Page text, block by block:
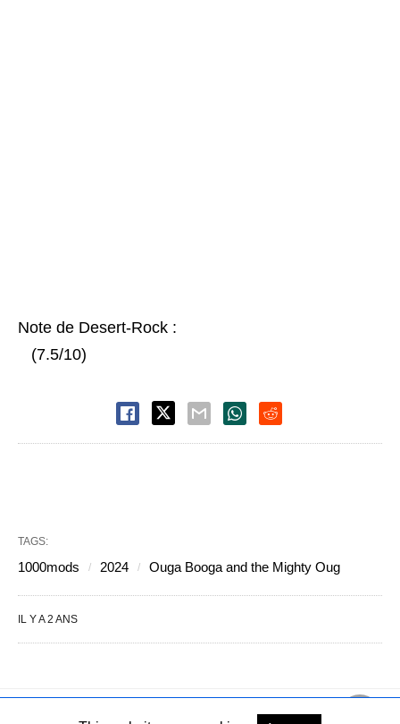
Note de Desert-Rock :
(7.5/10)
TAGS:
1000mods 2024 Ouga Booga and the Mighty Oug
IL Y A 2 ANS